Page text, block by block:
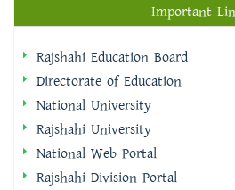
Important
Rajshahi Education Board
Directorate of Education
National University
Rajshahi University
National Web Portal
Rajshahi Division Portal